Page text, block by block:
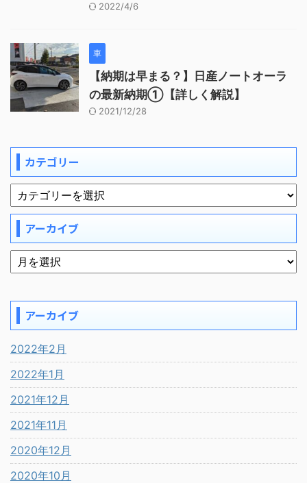
2022/4/6
車
【納期は早まる？】日産ノートオーラ
の最新納期①【詳しく解説】
2021/12/28
カテゴリー
アーカイブ
アーカイブ
2022年2月
2022年1月
2021年12月
2021年11月
2020年12月
2020年10月